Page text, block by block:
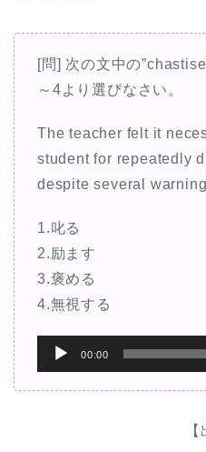
[問] 次の文中の
～4より選びなさい。
The teacher felt it
student for repeatedly
despite several
1.叱る
2.励ます
3.褒める
4.無視する
声
00:00